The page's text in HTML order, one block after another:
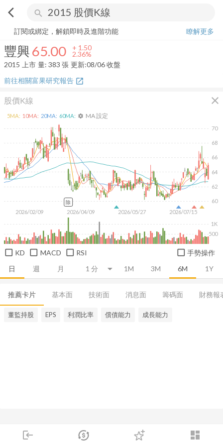
arrow_back_ios search
login dashboard
市場 登入
豐興 65.00+ 2.36%
訂閱或綁定，解鎖即時及進階功能
瞭解更多
豐興65.00 + 1.50
2.36%
2015
上市 量: 383 張 更新:08/06 收盤
前往相關富果研究報告 open_in_new
股價K線 close
日 週 月 1M 3M 6M 1Y
2026/02/09 2026/04/09 2026/05/27 2026/07/15
60
62
64
66
68
70
500
1K
5MA: 10MA: 20MA: 60MA: settings MA 設定
除
KD MACD RSI 手勢操作
推薦卡片 基本面 技術面 消息面 籌碼面 財務報
董監持股 EPS 利潤比率 償債能力 成長能力